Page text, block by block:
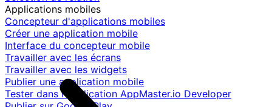
Applications mobiles
Concepteur d'applications mobiles
Créer une application mobile
Interface du concepteur mobile
Travailler avec les écrans
Travailler avec les widgets
Publier une application mobile
Tester dans l'application AppMaster.io Developer